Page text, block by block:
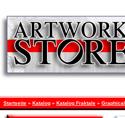
Startseite » Katalog » Katalog Fraktale » Graphical